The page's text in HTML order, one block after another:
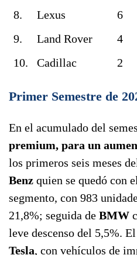
8.
Lexus 6
9.
Land Rover 4
10.
Cadillac 2
Primer Semestre de
En el acumulado del
premium, para un
los primeros seis meses
Benz quien se quedó con
segmento, con 983
21,8%; seguida de BMW
leve descenso del 5,5%.
Tesla, con vehículos de